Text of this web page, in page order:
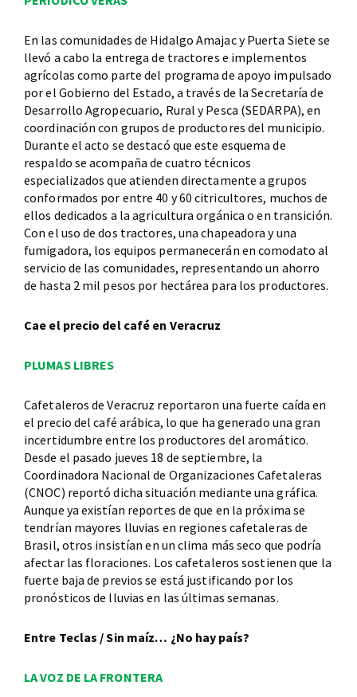
En las comunidades de Hidalgo Amajac y Puerta Siete se
llevó a cabo la entrega de tractores e implementos
agrícolas como parte del programa de apoyo impulsado
por el Gobierno del Estado, a través de la Secretaría de
Desarrollo Agropecuario, Rural y Pesca (SEDARPA), en
coordinación con grupos de productores del municipio.
Durante el acto se destacó que este esquema de
respaldo se acompaña de cuatro técnicos
especializados que atienden directamente a grupos
conformados por entre 40 y 60 citricultores, muchos de
ellos dedicados a la agricultura orgánica o en transición.
Con el uso de dos tractores, una chapeadora y una
fumigadora, los equipos permanecerán en comodato al
servicio de las comunidades, representando un ahorro
de hasta 2 mil pesos por hectárea para los productores.
Cae el precio del café en Veracruz
PLUMAS LIBRES
Cafetaleros de Veracruz reportaron una fuerte caída en
el precio del café arábica, lo que ha generado una gran
incertidumbre entre los productores del aromático.
Desde el pasado jueves 18 de septiembre, la
Coordinadora Nacional de Organizaciones Cafetaleras
(CNOC) reportó dicha situación mediante una gráfica.
Aunque ya existían reportes de que en la próxima se
tendrían mayores lluvias en regiones cafetaleras de
Brasil, otros insistían en un clima más seco que podría
afectar las floraciones. Los cafetaleros sostienen que la
fuerte baja de previos se está justificando por los
pronósticos de lluvias en las últimas semanas.
Entre Teclas / Sin maíz… ¿No hay país?
LA VOZ DE LA FRONTERA